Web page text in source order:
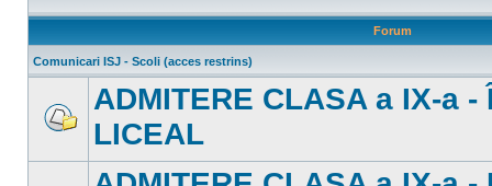
Forum
Comunicari ISJ - Scoli (acces restrins)
mesaje
necitite
ADMITERE CLASA a IX-a -
LICEAL